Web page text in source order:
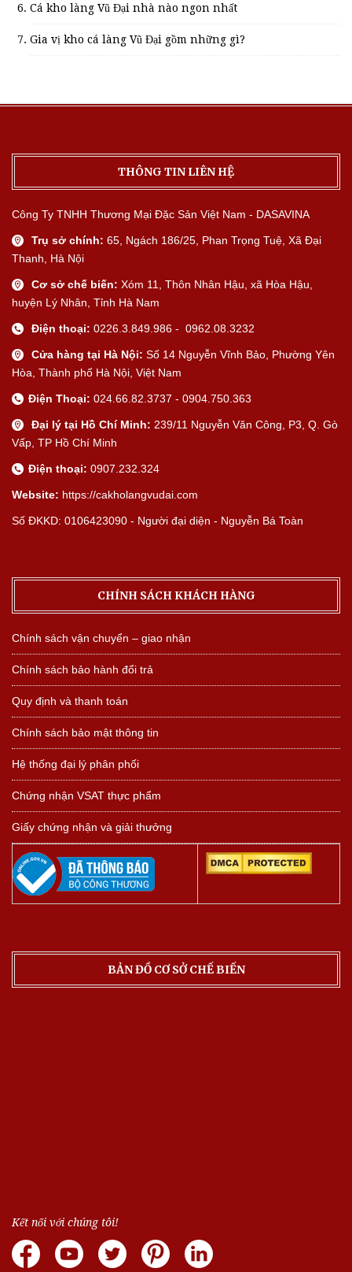
Cá kho làng Vũ Đại nhà nào ngon nhất
Gia vị kho cá làng Vũ Đại gồm những gì?
THÔNG TIN LIÊN HỆ
Công Ty TNHH Thương Mại Đặc Sản Việt Nam - DASAVINA
Trụ sở chính: 65, Ngách 186/25, Phan Trọng Tuệ, Xã Đại
Thanh, Hà Nội
Cơ sở chế biến: Xóm 11, Thôn Nhân Hậu, xã Hòa Hậu,
huyện Lý Nhân, Tỉnh Hà Nam
Điện thoại: 0226.3.849.986 - 0962.08.3232
Cửa hàng tại Hà Nội: Số 14 Nguyễn Vĩnh Bảo, Phường Yên
Hòa, Thành phố Hà Nội, Việt Nam
Điện Thoại: 024.66.82.3737 - 0904.750.363
Đại lý tại Hồ Chí Minh: 239/11 Nguyễn Văn Công, P3, Q. Gò
Vấp, TP Hồ Chí Minh
Điện thoại: 0907.232.324
Website: https://cakholangvudai.com
Số ĐKKD: 0106423090 - Người đại diện - Nguyễn Bá Toàn
CHÍNH SÁCH KHÁCH HÀNG
Chính sách vận chuyển – giao nhận
Chính sách bảo hành đổi trả
Quy định và thanh toán
Chính sách bảo mật thông tin
Hệ thống đại lý phân phối
Chứng nhận VSAT thực phẩm
Giấy chứng nhận và giải thưởng
BẢN ĐỒ CƠ SỞ CHẾ BIẾN
Kết nối với chúng tôi!